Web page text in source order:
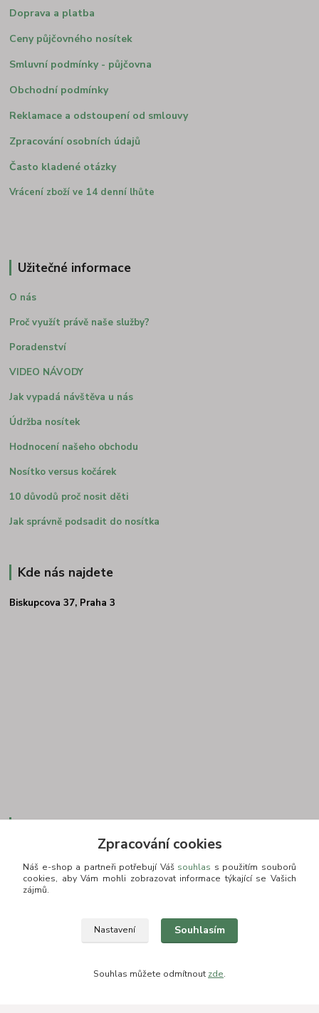
Doprava a platba
Ceny půjčovného nosítek
Smluvní podmínky - půjčovna
Obchodní podmínky
Reklamace a odstoupení od smlouvy
Zpracování osobních údajů
Často kladené otázky
Vrácení zboží ve 14 denní lhůte
Užitečné informace
O nás
Proč využít právě naše služby?
Poradenství
VIDEO NÁVODY
Jak vypadá návštěva u nás
Údržba nosítek
Hodnocení našeho obchodu
Nosítko versus kočárek
10 důvodů proč nosit děti
Jak správně podsadit do nosítka
Kde nás najdete
Biskupcova 37, Praha 3
Kontakt
+420 775693830
Otevírací doba: PO-PÁ: 9:00-16:00 NUTNÁ REZERVACE
info@zkusnositko.cz
Zpracování cookies
Náš e-shop a partneři potřebují Váš souhlas s použitím souborů
cookies, aby Vám mohli zobrazovat informace týkající se Vašich
zájmů.
Nastavení Souhlasím
Souhlas můžete odmítnout zde.